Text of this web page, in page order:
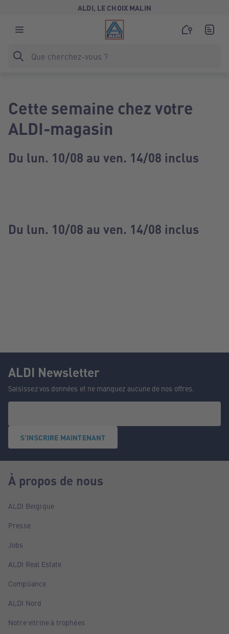
ALDI, LE CHOIX MALIN
Cette semaine chez votre
ALDI-magasin
Du lun. 10/08 au ven. 14/08 inclus
Du lun. 10/08 au ven. 14/08 inclus
ALDI Newsletter
Saisissez vos données et ne manquez aucune de nos offres.
S'INSCRIRE MAINTENANT
À propos de nous
ALDI Belgique
Presse
Jobs
ALDI Real Estate
Compliance
ALDI Nord
Notre vitrine à trophées